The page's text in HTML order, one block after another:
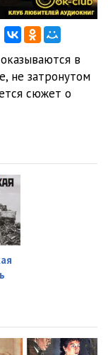
05:17
48:34
02:52
в
не затронутом
сюжет о